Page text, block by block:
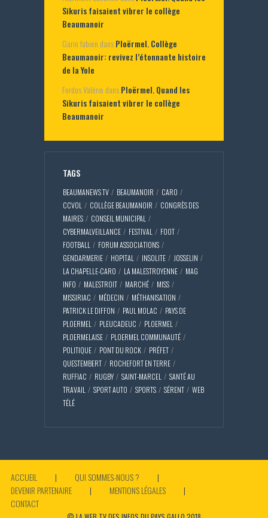
Sikuris faisaient vibrer le collège
Beaumanoir
Garin fabien dansPloërmel. Collège
Beaumanoir: revivez l’étonnante histoire
de la Yole
Fordos Valérie dansPloërmel. Quand les
Sikuris faisaient vibrer le collège
Beaumanoir
TAGS
BEAUMANEWS TV BEAUMANOIR
CARO
CCVOL
COLLÈGE BEAUMANOIR
CONGRÈS DES
MAIRES
CONSEIL MUNICIPAL
CYBERMALVEILLANCE
FESTIVAL
FOOT
FOOTBALL
FORUM ASSOCIATIONS
GENDARMERIE
HOPITAL INSOLITE
JOSSELIN
LA CHAPELLE-CARO
LA MALESTROYENNE
MAG
INFO
MALESTROIT MARCHÉ
MISS
MISSIRIAC
MÉDECIN
MÉTHANISATION
PATRICK LE DIFFON
PAUL MOLAC
PAYS DE
PLOERMEL
PLEUCADEUC
PLOERMEL
PLOERMELAISE
PLOERMEL COMMUNAUTÉ
POLITIQUE
PONT DU ROCK
PRÉFET
QUESTEMBERT
ROCHEFORT EN TERRE
RUFFIAC
RUGBY SAINT-MARCEL
SANTÉ AU
TRAVAIL
SPORT AUTO SPORTS SÉRENT
WEB
TÉLÉ
ACCUEIL
QUI SOMMES-NOUS ?
DEVENIR PARTENAIRE
MENTIONS LÉGALES
CONTACT